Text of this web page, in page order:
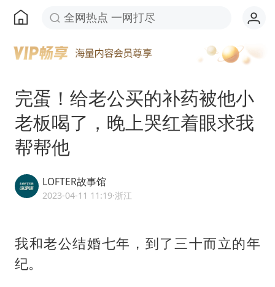
全网热点 一网打尽
完蛋！给老公买的补药被他小
老板喝了，晚上哭红着眼求我
帮帮他
LOFTER故事馆
2023-04-11 11:19·浙江
我和老公结婚七年，到了三十而立的年
纪。